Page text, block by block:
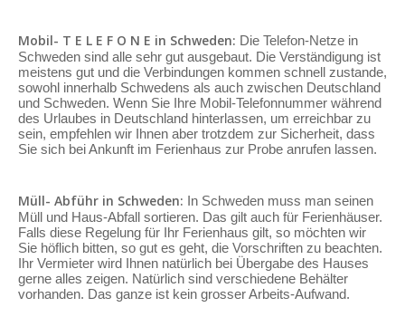
Mobil- T E L E F O N E in Schweden: Die Telefon-Netze in
Schweden sind alle sehr gut ausgebaut. Die Verständigung ist
meistens gut und die Verbindungen kommen schnell zustande,
sowohl innerhalb Schwedens als auch zwischen Deutschland
und Schweden. Wenn Sie Ihre Mobil-Telefonnummer während
des Urlaubes in Deutschland hinterlassen, um erreichbar zu
sein, empfehlen wir Ihnen aber trotzdem zur Sicherheit, dass
Sie sich bei Ankunft im Ferienhaus zur Probe anrufen lassen.
Müll- Abführ in Schweden: In Schweden muss man seinen
Müll und Haus-Abfall sortieren. Das gilt auch für Ferienhäuser.
Falls diese Regelung für Ihr Ferienhaus gilt, so möchten wir
Sie höflich bitten, so gut es geht, die Vorschriften zu beachten.
Ihr Vermieter wird Ihnen natürlich bei Übergabe des Hauses
gerne alles zeigen. Natürlich sind verschiedene Behälter
vorhanden. Das ganze ist kein grosser Arbeits-Aufwand.